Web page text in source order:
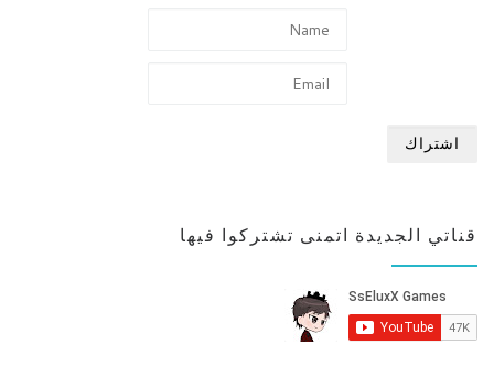
قناتي الجديدة اتمنى تشتركوا فيها